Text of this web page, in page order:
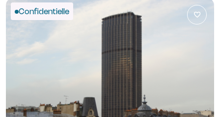
Confidentielle